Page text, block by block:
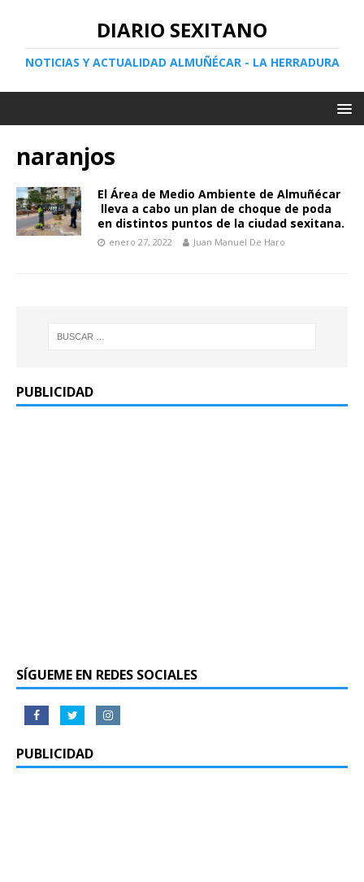
DIARIO SEXITANO
NOTICIAS Y ACTUALIDAD ALMUÑÉCAR - LA HERRADURA
naranjos
El Área de Medio Ambiente de Almuñécar
lleva a cabo un plan de choque de poda
en distintos puntos de la ciudad sexitana.
enero 27, 2022 Juan Manuel De Haro
PUBLICIDAD
SÍGUEME EN REDES SOCIALES
PUBLICIDAD